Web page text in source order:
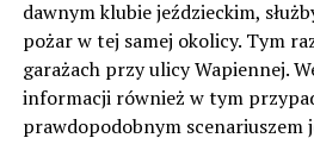
dawnym klubie jeździeckim,
pożar w tej samej okolicy. Tym
garażach przy ulicy Wapiennej.
informacji również w tym
prawdopodobnym scenariuszem